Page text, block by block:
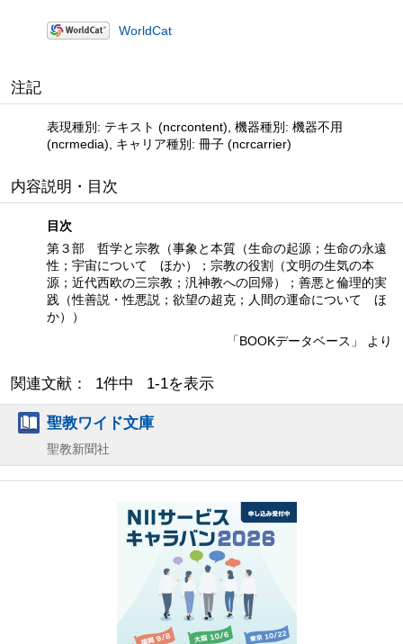
WorldCat
注記
表現種別: テキスト (ncrcontent), 機器種別: 機器不用
(ncrmedia), キャリア種別: 冊子 (ncrcarrier)
内容説明・目次
目次
第３部 哲学と宗教（事象と本質（生命の起源；生命の永遠
性；宇宙について ほか）；宗教の役割（文明の生気の本
源；近代西欧の三宗教；汎神教への回帰）；善悪と倫理的実
践（性善説・性悪説；欲望の超克；人間の運命について ほ
か））
「BOOKデータベース」 より
関連文献： 1件中 1-1を表示
聖教ワイド文庫
聖教新聞社